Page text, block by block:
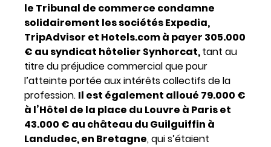
le Tribunal de commerce condamne
solidairement les sociétés Expedia,
TripAdvisor et Hotels.com à payer 305.000
€ au syndicat hôtelier Synhorcat,tant au
titre du préjudice commercial que pour
l’atteinte portée aux intérêts collectifs de la
profession. Il est également alloué 79.000 €
à l’Hôtel de la place du Louvre à Paris et
43.000 € au château du Guilguiffin à
Landudec, en Bretagne, qui s’étaient